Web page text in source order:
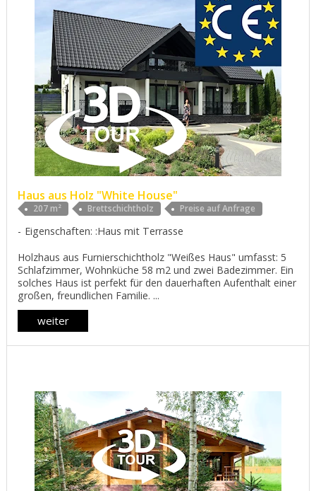
Haus aus Holz "White House"
207 m² Brettschichtholz Preise auf Anfrage
Eigenschaften: :Haus mit Terrasse
Holzhaus aus Furnierschichtholz "Weißes Haus" umfasst: 5
Schlafzimmer, Wohnküche 58 m2 und zwei Badezimmer. Ein
solches Haus ist perfekt für den dauerhaften Aufenthalt einer
großen, freundlichen Familie. ...
weiter